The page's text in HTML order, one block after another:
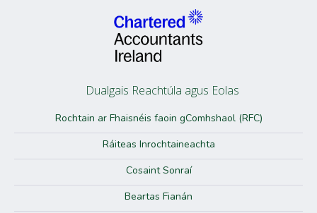
Dualgais Reachtúla agus Eolas
Rochtain ar Fhaisnéis faoin gComhshaol (RFC)
Ráiteas Inrochtaineachta
Cosaint Sonraí
Beartas Fianán